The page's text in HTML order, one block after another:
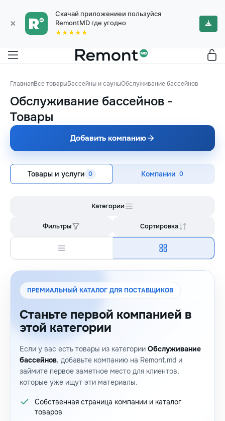
×
Скачай приложениеи пользуйся
RemontMD где угодно
★★★★★
ГлавнаяВсе товарыБассейны и сауныОбслуживание бассейнов
Обслуживание бассейнов -
Товары
Добавить компанию
Товары и услуги 0 Компании 0
Категории
Фильтры Сортировка
ПРЕМИАЛЬНЫЙ КАТАЛОГ ДЛЯ ПОСТАВЩИКОВ
Станьте первой компанией в
этой категории
Если у вас есть товары из категории Обслуживание
бассейнов, добавьте компанию на Remont.md и
займите первое заметное место для клиентов,
которые уже ищут эти материалы.
Собственная страница компании и каталог
товаров